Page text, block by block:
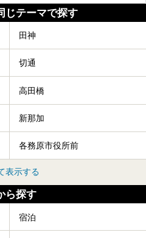
じテーマで探す
田神
切通
高田橋
新那加
各務原市役所前
表示する
ら探す
宿泊